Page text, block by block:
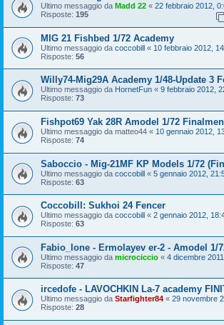
Ultimo messaggio da Madd 22 « 22 febbraio 2012,
Risposte: 195
MIG 21 Fishbed 1/72 Academy
Ultimo messaggio da coccobill « 10 febbraio 2012,
Risposte: 56
Willy74-Mig29A Academy 1/48-Update 3
Ultimo messaggio da HornetFun « 9 febbraio 2012,
Risposte: 73
Fishpot69 Yak 28R Amodel 1/72
Ultimo messaggio da matteo44 « 10 gennaio 2012,
Risposte: 74
Saboccio - Mig-21MF KP Models 1/72
Ultimo messaggio da coccobill « 5 gennaio 2012,
Risposte: 63
Coccobill: Sukhoi 24 Fencer
Ultimo messaggio da coccobill « 2 gennaio 2012,
Risposte: 63
Fabio_lone - Ermolayev er-2 - Amodel 1/
Ultimo messaggio da microciccio « 4 dicembre
Risposte: 47
ircedofe - LAVOCHKIN La-7 academy
Ultimo messaggio da Starfighter84 « 29 novembre
Risposte: 28